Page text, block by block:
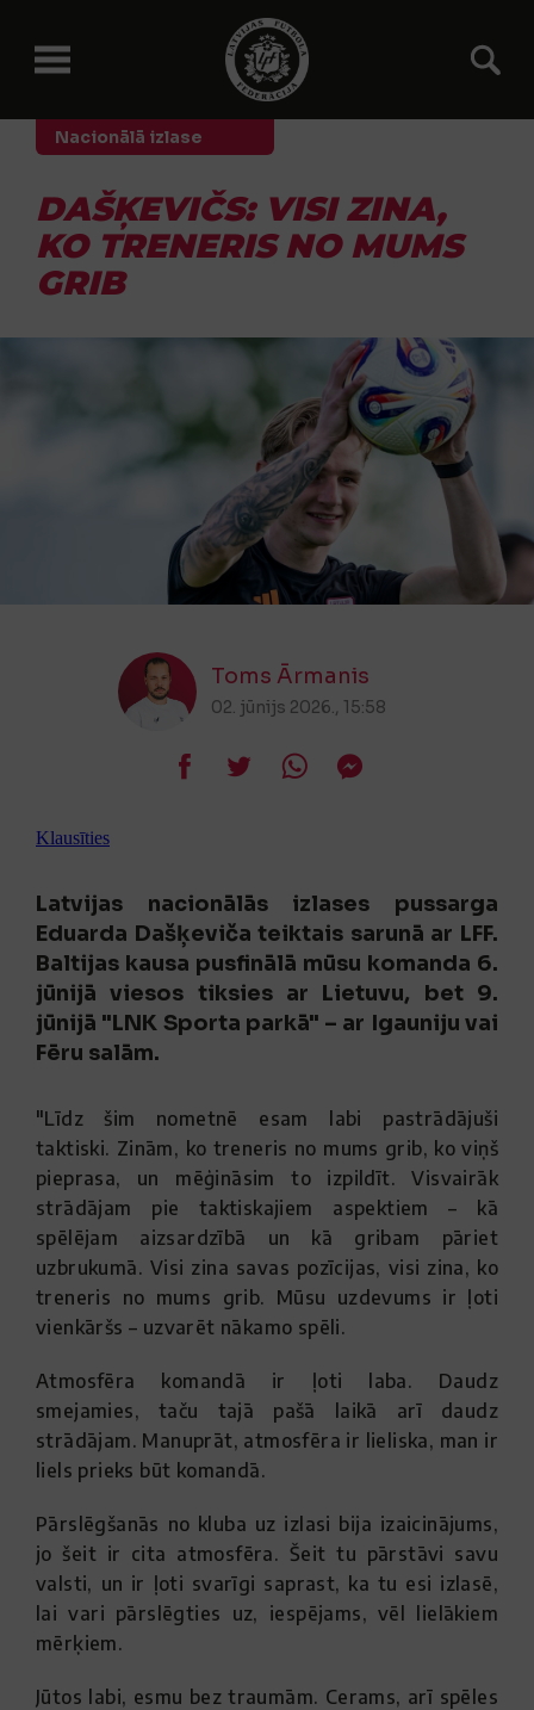
Nacionālā izlase
DAŠĶEVIČS: VISI ZINA,
KO TRENERIS NO MUMS
GRIB
Toms Ārmanis
02. jūnijs 2026., 15:58
Klausīties
Latvijas nacionālās izlases pussarga
Eduarda Dašķeviča teiktais sarunā ar LFF.
Baltijas kausa pusfinālā mūsu komanda 6.
jūnijā viesos tiksies ar Lietuvu, bet 9.
jūnijā "LNK Sporta parkā" – ar Igauniju vai
Fēru salām.
"Līdz šim nometnē esam labi pastrādājuši
taktiski. Zinām, ko treneris no mums grib, ko viņš
pieprasa, un mēģināsim to izpildīt. Visvairāk
strādājam pie taktiskajiem aspektiem – kā
spēlējam aizsardzībā un kā gribam pāriet
uzbrukumā. Visi zina savas pozīcijas, visi zina, ko
treneris no mums grib. Mūsu uzdevums ir ļoti
vienkāršs – uzvarēt nākamo spēli.
Atmosfēra komandā ir ļoti laba. Daudz
smejamies, taču tajā pašā laikā arī daudz
strādājam. Manuprāt, atmosfēra ir lieliska, man ir
liels prieks būt komandā.
Pārslēgšanās no kluba uz izlasi bija izaicinājums,
jo šeit ir cita atmosfēra. Šeit tu pārstāvi savu
valsti, un ir ļoti svarīgi saprast, ka tu esi izlasē,
lai vari pārslēgties uz, iespējams, vēl lielākiem
mērķiem.
Jūtos labi, esmu bez traumām. Cerams, arī spēles